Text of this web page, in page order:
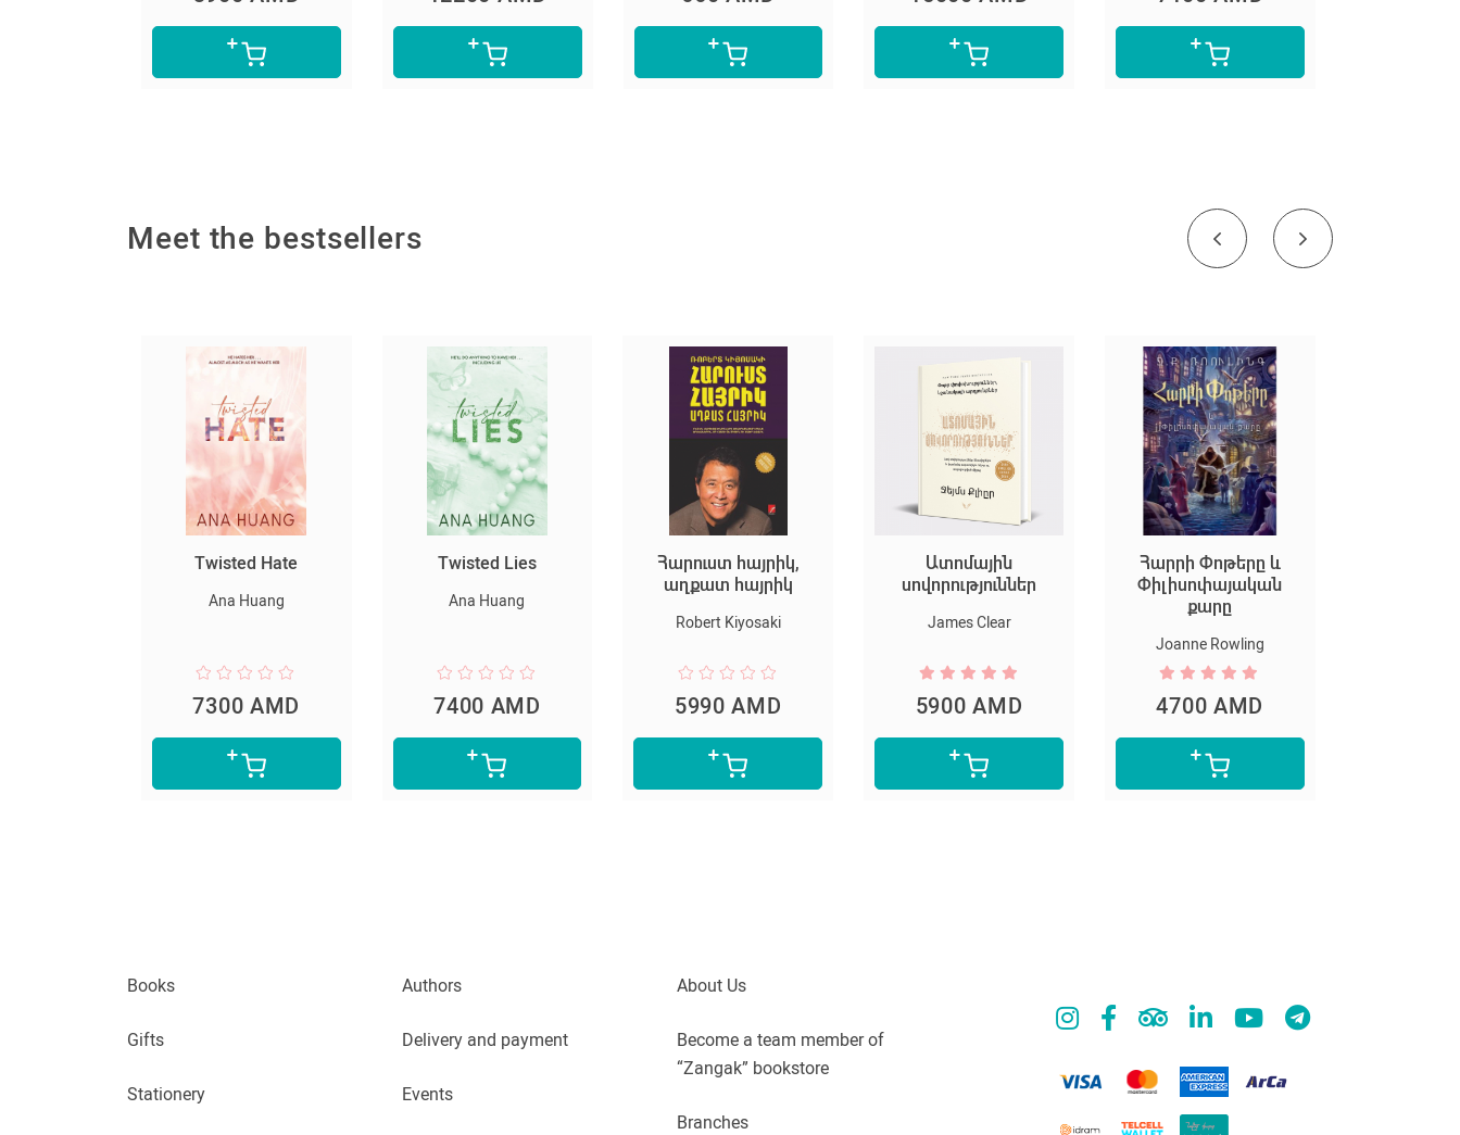
Meet the bestsellers
Twisted Hate
Ana Huang
7300 AMD
Twisted Lies
Ana Huang
7400 AMD
Հարուստ հայրիկ,
աղքատ հայրիկ
Robert Kiyosaki
5990 AMD
Ատոմային
սովորություններ
James Clear
5900 AMD
Հարրի Փոթերը և
Փիլիսոփայական
քարը
Joanne Rowling
4700 AMD
Books
Gifts
Stationery
Authors
Delivery and payment
Events
About Us
Become a team member of
“Zangak” bookstore
Branches